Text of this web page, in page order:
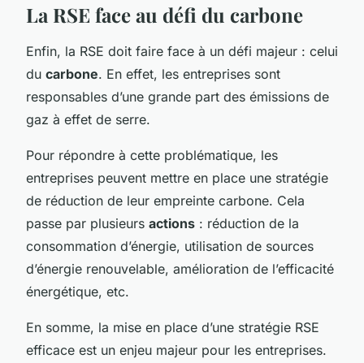
La RSE face au défi du carbone
Enfin, la RSE doit faire face à un défi majeur : celui
du carbone. En effet, les entreprises sont
responsables d’une grande part des émissions de
gaz à effet de serre.
Pour répondre à cette problématique, les
entreprises peuvent mettre en place une stratégie
de réduction de leur empreinte carbone. Cela
passe par plusieurs actions : réduction de la
consommation d’énergie, utilisation de sources
d’énergie renouvelable, amélioration de l’efficacité
énergétique, etc.
En somme, la mise en place d’une stratégie RSE
efficace est un enjeu majeur pour les entreprises.